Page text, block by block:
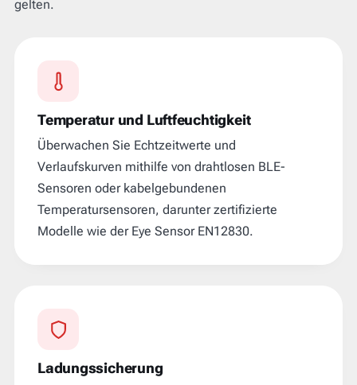
gelten.
Temperatur und Luftfeuchtigkeit
Überwachen Sie Echtzeitwerte und
Verlaufskurven mithilfe von drahtlosen BLE-
Sensoren oder kabelgebundenen
Temperatursensoren, darunter zertifizierte
Modelle wie der Eye Sensor EN12830.
Ladungssicherung